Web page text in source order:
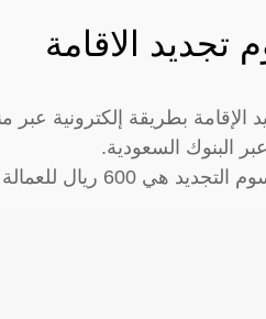
تجديد الاقامة
الإقامة بطريقة إلكترونية
البنوك السعودية.
المنزلية و 500 ريال لفرض الأسرة بعد بلوغ سن الرشد.